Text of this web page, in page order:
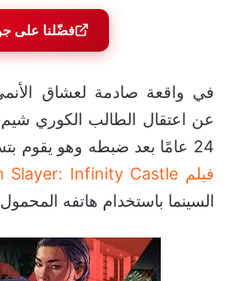
فضّلنا على
في واقعة صادمة لعشاق
عن اعتقال الطالب الكوري شيم
24 عامًا بعد ضبطه وهو يقوم بتسجيل نسخة مقرصنة من
فيلم Demon Slayer: Infinity Castle
السينما باستخدام هاتفه